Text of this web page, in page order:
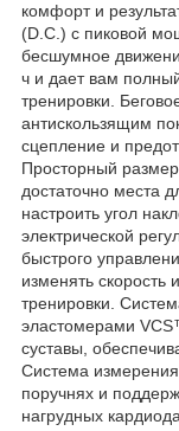
комфорт и
(D.C.) с пиковой
бесшумное
ч и дает вам
тренировки.
антискользящим
сцепление и
Просторный
достаточно места
настроить угол
электрической
быстрого
изменять скорость
тренировки.
эластомерами
суставы,
Система
поручнях и
нагрудных